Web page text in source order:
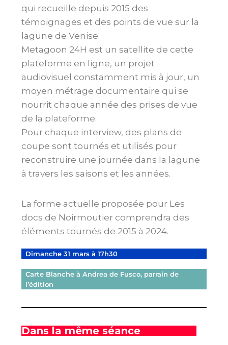
qui recueille depuis 2015 des
témoignages et des points de vue sur la
lagune de Venise.
Metagoon 24H est un satellite de cette
plateforme en ligne, un projet
audiovisuel constamment mis à jour, un
moyen métrage documentaire qui se
nourrit chaque année des prises de vue
de la plateforme.
Pour chaque interview, des plans de
coupe sont tournés et utilisés pour
reconstruire une journée dans la lagune
à travers les saisons et les années.
La forme actuelle proposée pour Les
docs de Noirmoutier comprendra des
éléments tournés de 2015 à 2024.
Dimanche 31 mars à 17h30
Carte Blanche à Andrea de Fusco, parrain de
l’édition
Dans la même séance